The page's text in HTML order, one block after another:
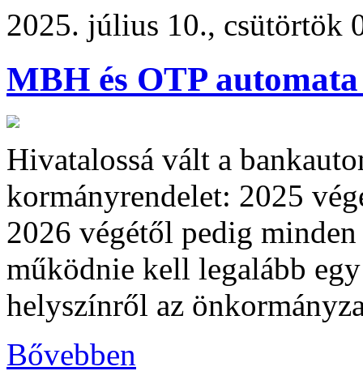
2025. július 10., csütörtök
MBH és OTP
Hivatalossá vált a
kormányrendelet: 2025
2026 végétől pedig
működnie kell legalább
helyszínről az
Bővebben